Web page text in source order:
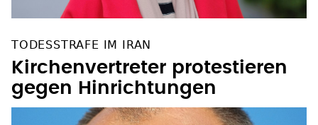
TODESSTRAFE IM IRAN
Kirchenvertreter protestieren
gegen Hinrichtungen